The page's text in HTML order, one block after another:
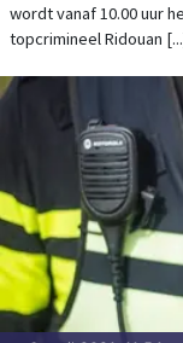
wordt vanaf 10.00 uur
topcrimineel Ridouan